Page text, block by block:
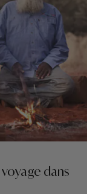
dans